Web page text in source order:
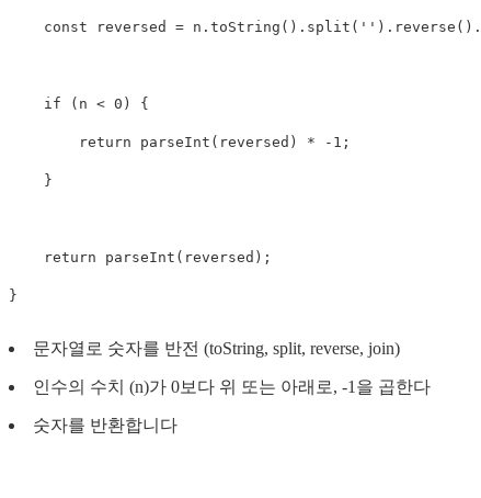
const reversed = n . toString (). split ( '' ). reverse ().
if ( n < 0 ) {
return parseInt ( reversed ) * - 1 ;
}
return parseInt ( reversed );
}
문자열로 숫자를 반전 (toString, split, reverse, join)
인수의 수치 (n)가 0보다 위 또는 아래로, -1을 곱한다
숫자를 반환합니다